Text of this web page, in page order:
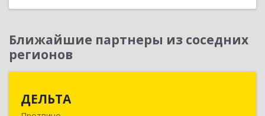
Ближайшие партнеры из соседних
регионов
ДЕЛЬТА